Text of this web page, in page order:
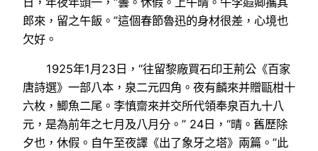
郎來，留之午飯。”這個春節魯迅的身材很差，心境也
欠好。
1925年1月23日，“往留黎廠買石印王荊公《百家
唐詩選》一部八本，泉二元四角。夜有麟來并贈甌柑十
六枚，鯽魚二尾。李慎齋來并交所代領奉泉百九十八
元，是為前年之七月及八月分。” 24日，“晴。舊歷除
夕也，休假。自午至夜譯《出了象牙之塔》兩篇。”此